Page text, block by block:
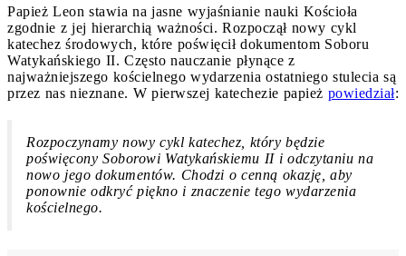
Papież Leon stawia na jasne wyjaśnianie nauki Kościoła
zgodnie z jej hierarchią ważności. Rozpoczął nowy cykl
katechez środowych, które poświęcił dokumentom Soboru
Watykańskiego II. Często nauczanie płynące z
najważniejszego kościelnego wydarzenia ostatniego stulecia są
przez nas nieznane. W pierwszej katechezie papież powiedział:
Rozpoczynamy nowy cykl katechez, który będzie
poświęcony Soborowi Watykańskiemu II i odczytaniu na
nowo jego dokumentów. Chodzi o cenną okazję, aby
ponownie odkryć piękno i znaczenie tego wydarzenia
kościelnego.